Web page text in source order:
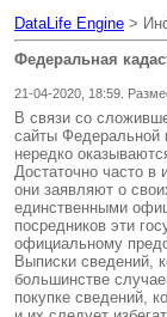
DataLife Engine >
Федеральная
21-04-2020, 18:59.
В связи со
сайты Федеральной
нередко
Достаточно часто в
они заявляют о
единственными
посредников эти
официальному
Выписки сведений,
большинстве
покупке сведений,